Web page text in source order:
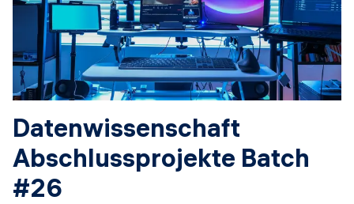
Datenwissenschaft
Abschlussprojekte Batch
#26